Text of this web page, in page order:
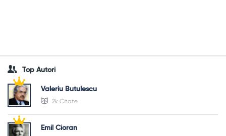
Top Autori
Valeriu Butulescu
2k Citate
Emil Cioran